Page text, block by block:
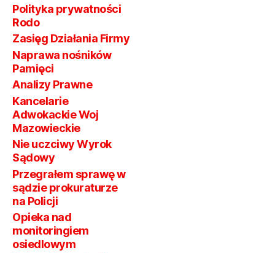
Polityka prywatności
Rodo
Zasięg Działania Firmy
Naprawa nośników
Pamięci
Analizy Prawne
Kancelarie
Adwokackie Woj
Mazowieckie
Nie uczciwy Wyrok
Sądowy
Przegrałem sprawę w
sądzie prokuraturze
na Policji
Opieka nad
monitoringiem
osiedlowym